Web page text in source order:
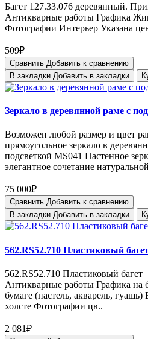
Багет 127.33.076 деревянный.
Антикварные работы Графика
Фотографии Интерьер Указана
509₽
Сравнить Добавить к сравнению
В закладки Добавить в закладки
Зеркало в деревянной раме с
Возможен любой размер и цвет
прямоугольное зеркало в
подсветкой MS041 Настенное
элегантное сочетание
75 000₽
Сравнить Добавить к сравнению
В закладки Добавить в закладки
562.RS52.710 Пластиковый
562.RS52.710 Пластиковый
Антикварные работы Графика на
бумаге (пастель, акварель,
холсте Фотографии цв..
2 081₽